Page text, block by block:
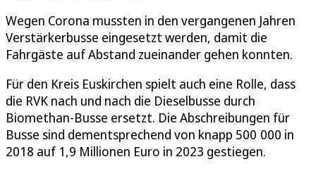
Wegen Corona mussten in den vergangenen Jahren
Verstärkerbusse eingesetzt werden, damit die
Fahrgäste auf Abstand zueinander gehen konnten.
Für den Kreis Euskirchen spielt auch eine Rolle, dass
die RVK nach und nach die Dieselbusse durch
Biomethan-Busse ersetzt. Die Abschreibungen für
Busse sind dementsprechend von knapp 500 000 in
2018 auf 1,9 Millionen Euro in 2023 gestiegen.